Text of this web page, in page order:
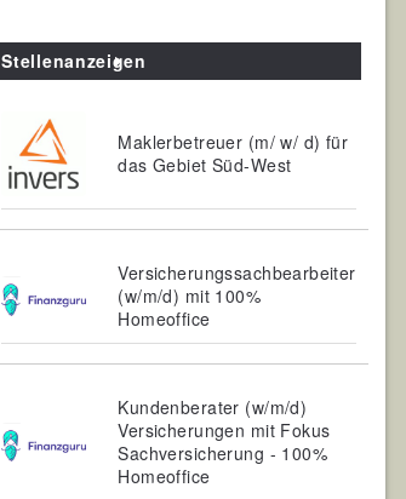
Stellenanzeigen
Maklerbetreuer (m/ w/ d) für
das Gebiet Süd-West
Versicherungssachbearbeiter
(w/m/d) mit 100%
Homeoffice
Kundenberater (w/m/d)
Versicherungen mit Fokus
Sachversicherung - 100%
Homeoffice